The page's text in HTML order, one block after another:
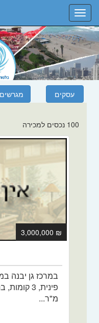
Toggle
navigation
100 נכסים למכירה
₪ 3,000,000
במרכז גן יבנה
מ"ר...